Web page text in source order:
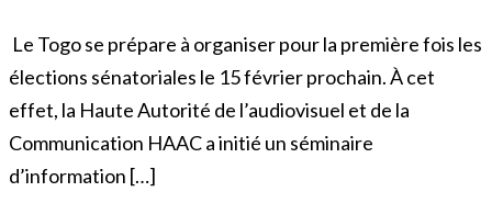
Le Togo se prépare à organiser pour la première fois les
élections sénatoriales le 15 février prochain. À cet
effet, la Haute Autorité de l’audiovisuel et de la
Communication HAAC a initié un séminaire
d’information […]